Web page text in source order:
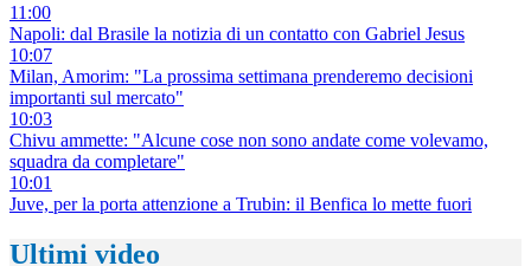
11:00
Napoli: dal Brasile la notizia di un contatto con Gabriel Jesus
10:07
Milan, Amorim: "La prossima settimana prenderemo decisioni
importanti sul mercato"
10:03
Chivu ammette: "Alcune cose non sono andate come volevamo,
squadra da completare"
10:01
Juve, per la porta attenzione a Trubin: il Benfica lo mette fuori
Ultimi video